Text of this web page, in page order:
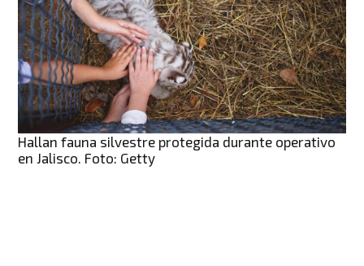
Hallan fauna silvestre protegida durante operativo
en Jalisco. Foto: Getty